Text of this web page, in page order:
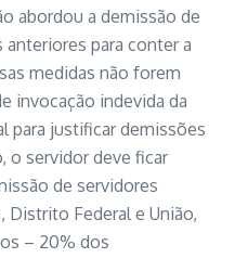
abordou a demissão de
para conter a
medidas não forem
invocação indevida da
para justificar demissões
o servidor deve ficar
de servidores
Federal e União,
– 20% dos